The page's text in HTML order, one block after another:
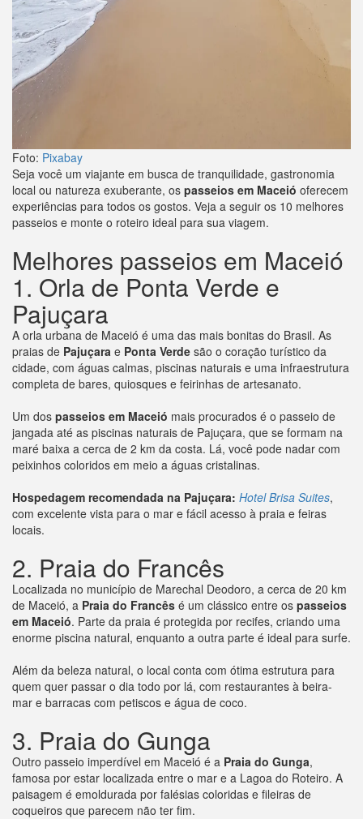
Foto: Pixabay
Seja você um viajante em busca de tranquilidade, gastronomia
local ou natureza exuberante, os passeios em Maceió oferecem
experiências para todos os gostos. Veja a seguir os 10 melhores
passeios e monte o roteiro ideal para sua viagem.
Melhores passeios em Maceió
1. Orla de Ponta Verde e
Pajuçara
A orla urbana de Maceió é uma das mais bonitas do Brasil. As
praias de Pajuçara e Ponta Verde são o coração turístico da
cidade, com águas calmas, piscinas naturais e uma infraestrutura
completa de bares, quiosques e feirinhas de artesanato.
Um dos passeios em Maceió mais procurados é o passeio de
jangada até as piscinas naturais de Pajuçara, que se formam na
maré baixa a cerca de 2 km da costa. Lá, você pode nadar com
peixinhos coloridos em meio a águas cristalinas.
Hospedagem recomendada na Pajuçara: Hotel Brisa Suites,
com excelente vista para o mar e fácil acesso à praia e feiras
locais.
2. Praia do Francês
Localizada no município de Marechal Deodoro, a cerca de 20 km
de Maceió, a Praia do Francês é um clássico entre os passeios
em Maceió. Parte da praia é protegida por recifes, criando uma
enorme piscina natural, enquanto a outra parte é ideal para surfe.
Além da beleza natural, o local conta com ótima estrutura para
quem quer passar o dia todo por lá, com restaurantes à beira-
mar e barracas com petiscos e água de coco.
3. Praia do Gunga
Outro passeio imperdível em Maceió é a Praia do Gunga,
famosa por estar localizada entre o mar e a Lagoa do Roteiro. A
paisagem é emoldurada por falésias coloridas e fileiras de
coqueiros que parecem não ter fim.